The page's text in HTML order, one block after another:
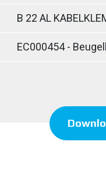
B 22 AL
EC000454 -